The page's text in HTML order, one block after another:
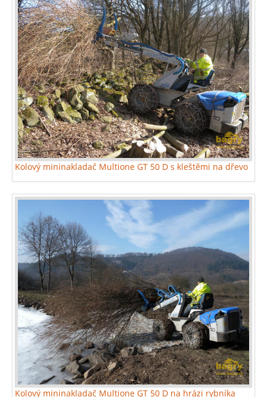
Kolový mininakladač Multione GT 50 D s kleštěmi na dřevo
Kolový mininakladač Multione GT 50 D na hrázi rybníka